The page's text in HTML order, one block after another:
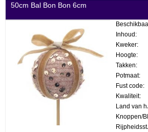
50cm Bal Bon Bon 6cm
Inhoud:
Kweker:
Hoogte:
Takken:
Potmaat:
Fust code:
Kwaliteit: